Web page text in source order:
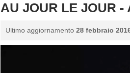
AU JOUR LE JOUR
Ultimo aggiornamento 28 febbraio